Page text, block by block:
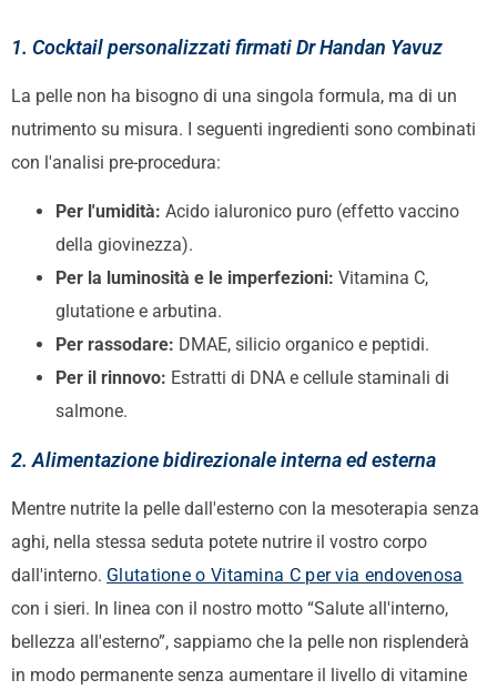
1. Cocktail personalizzati firmati Dr Handan Yavuz
La pelle non ha bisogno di una singola formula, ma di un
nutrimento su misura. I seguenti ingredienti sono combinati
con l'analisi pre-procedura:
Per l'umidità: Acido ialuronico puro (effetto vaccino
della giovinezza).
Per la luminosità e le imperfezioni: Vitamina C,
glutatione e arbutina.
Per rassodare: DMAE, silicio organico e peptidi.
Per il rinnovo: Estratti di DNA e cellule staminali di
salmone.
2. Alimentazione bidirezionale interna ed esterna
Mentre nutrite la pelle dall'esterno con la mesoterapia senza
aghi, nella stessa seduta potete nutrire il vostro corpo
dall'interno. Glutatione o Vitamina C per via endovenosa
con i sieri. In linea con il nostro motto “Salute all'interno,
bellezza all'esterno”, sappiamo che la pelle non risplenderà
in modo permanente senza aumentare il livello di vitamine